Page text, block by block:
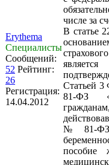
Erythema
Специалисты
Сообщений:
52 Рейтинг:
26
Регистрация:
14.04.2012
числе за
В статье
Статьей 3
81-ФЗ
№ 81-ФЗ)
пособие